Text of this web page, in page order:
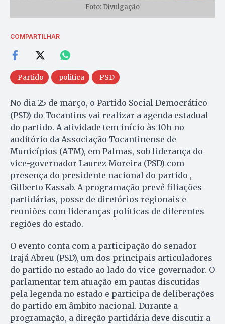
Foto: Divulgação
COMPARTILHAR
Partido politica PSD
No dia 25 de março, o Partido Social Democrático
(PSD) do Tocantins vai realizar a agenda estadual
do partido. A atividade tem início às 10h no
auditório da Associação Tocantinense de
Municípios (ATM), em Palmas, sob liderança do
vice-governador Laurez Moreira (PSD) com
presença do presidente nacional do partido ,
Gilberto Kassab. A programação prevê filiações
partidárias, posse de diretórios regionais e
reuniões com lideranças políticas de diferentes
regiões do estado.
O evento conta com a participação do senador
Irajá Abreu (PSD), um dos principais articuladores
do partido no estado ao lado do vice-governador. O
parlamentar tem atuação em pautas discutidas
pela legenda no estado e participa de deliberações
do partido em âmbito nacional. Durante a
programação, a direção partidária deve discutir a